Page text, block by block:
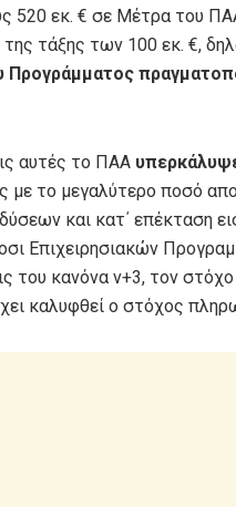
520 εκ. € σε Μέτρα του
τάξης των 100 εκ. €,
αυτές το ΠΑΑ
με το μεγαλύτερο ποσό
και κατ΄ επέκταση
Επιχειρησιακών
του κανόνα ν+3, τον
καλυφθεί ο στόχος